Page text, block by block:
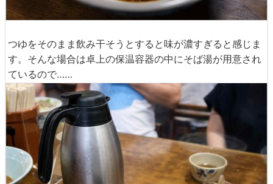
つゆをそのまま飲み干そうとすると味が濃すぎると感じま
す。そんな場合は卓上の保温容器の中にそば湯が用意され
ているので……